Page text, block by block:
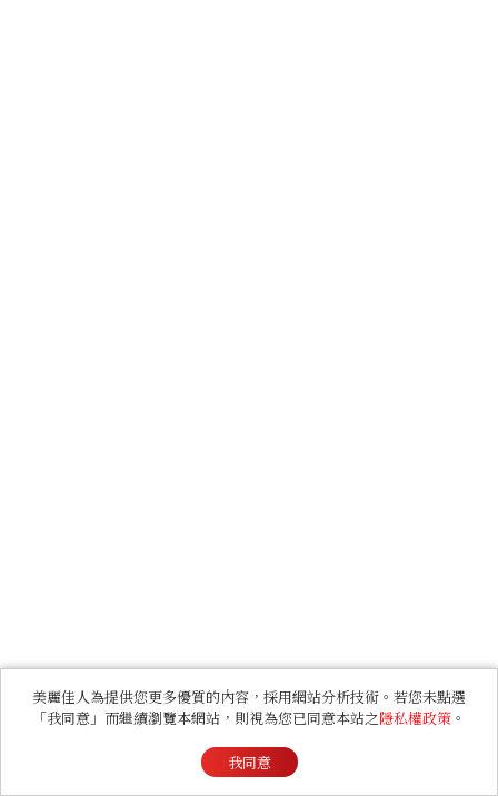
美麗佳人為提供您更多優質的內容，採用網站分析技術。若您未點選
「我同意」而繼續瀏覽本網站，則視為您已同意本站之隱私權政策 。
我同意